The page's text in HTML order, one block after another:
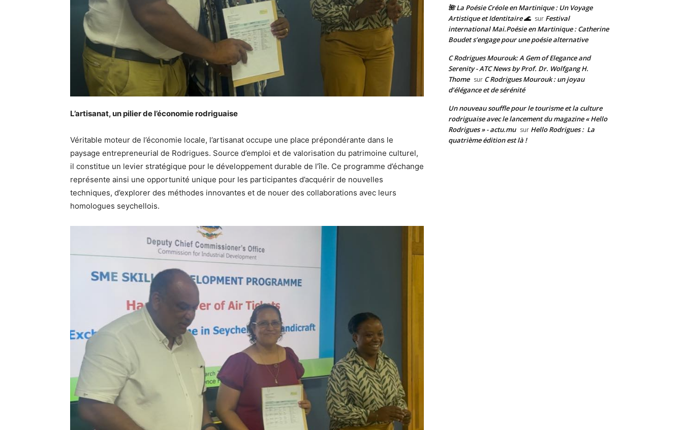
L’artisanat, un pilier de l’économie rodriguaise
Véritable moteur de l’économie locale, l’artisanat occupe une place prépondérante dans le
paysage entrepreneurial de Rodrigues. Source d’emploi et de valorisation du patrimoine culturel,
il constitue un levier stratégique pour le développement durable de l’île. Ce programme d’échange
représente ainsi une opportunité unique pour les participantes d’acquérir de nouvelles
techniques, d’explorer des méthodes innovantes et de nouer des collaborations avec leurs
homologues seychellois.
🌺 La Poésie Créole en Martinique : Un Voyage
Artistique et Identitaire 🌊 sur Festival
international Mai.Poésie en Martinique : Catherine
Boudet s’engage pour une poésie alternative
C Rodrigues Mourouk: A Gem of Elegance and
Serenity - ATC News by Prof. Dr. Wolfgang H.
Thome sur C Rodrigues Mourouk : un joyau
d’élégance et de sérénité
Un nouveau souffle pour le tourisme et la culture
rodriguaise avec le lancement du magazine « Hello
Rodrigues » - actu.mu sur Hello Rodrigues : La
quatrième édition est là !